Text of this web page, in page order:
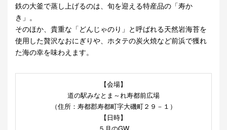
鉄の大釜で蒸し上げるのは、旬を迎える特産品の「寿か
き」。
そのほか、貴重な「どんじゃのり」と呼ばれる天然岩海苔を
使用した贅沢なおにぎりや、ホタテの炭火焼など前浜で獲れ
た海の幸を味わえます。
【会場】
道の駅みなとま～れ寿都前広場
（住所：寿都郡寿都町字大磯町２９－１）
【日時】